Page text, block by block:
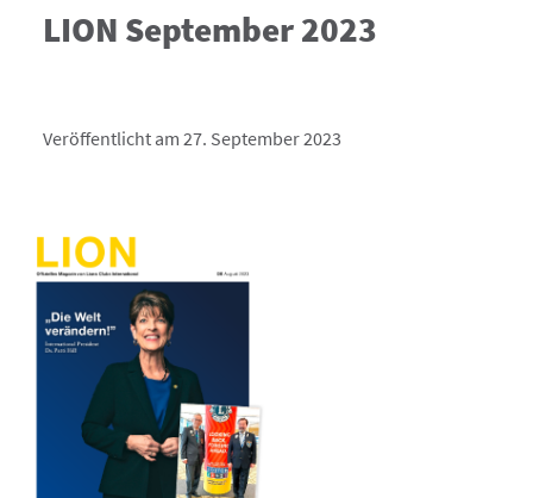
LION September 2023
Veröffentlicht am 27. September 2023